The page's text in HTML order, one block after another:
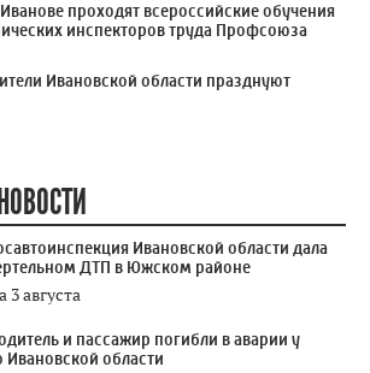
проходят всероссийские обучения
инспекторов труда Профсоюза
Ивановской области празднуют
Ивановской области дала
ДТП в Южском районе
августа
и пассажир погибли в аварии у
Ивановской области